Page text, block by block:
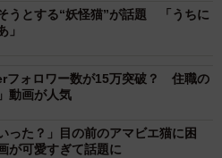
うとする“妖怪猫”が話題 「うちに
」
フォロワー数が15万突破？ 住職の
動画が人気
った？」目の前のアマビエ猫に困
が可愛すぎて話題に